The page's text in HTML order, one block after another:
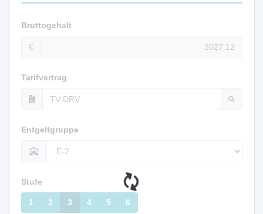
Bruttogehalt
€
Tarifvertrag
Entgeltgruppe
Stufe
1 2 3 4 5 6